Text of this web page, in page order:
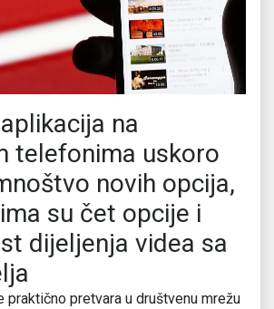
na
telefonima uskoro
novih opcija,
su čet opcije i
dijeljenja videa sa
praktično pretvara u društvenu mrežu